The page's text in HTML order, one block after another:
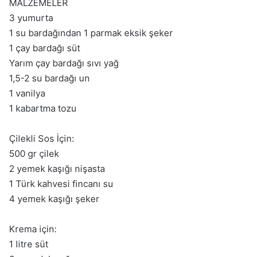
MALZEMELER
3 yumurta
1 su bardağından 1 parmak eksik şeker
1 çay bardağı süt
Yarım çay bardağı sıvı yağ
1,5-2 su bardağı un
1 vanilya
1 kabartma tozu
Çilekli Sos İçin:
500 gr çilek
2 yemek kaşığı nişasta
1 Türk kahvesi fincanı su
4 yemek kaşığı şeker
Krema için:
1 litre süt